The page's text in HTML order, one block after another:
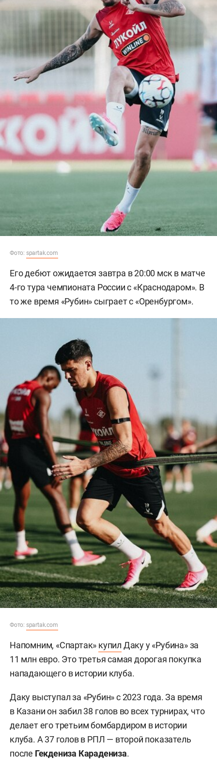
Фото: spartak.com
Его дебют ожидается завтра в 20:00 мск в матче
4-го тура чемпионата России с «Краснодаром». В
то же время «Рубин» сыграет с «Оренбургом».
Фото: spartak.com
Напомним, «Спартак» купил Даку у «Рубина» за
11 млн евро. Это третья самая дорогая покупка
нападающего в истории клуба.
Даку выступал за «Рубин» с 2023 года. За время
в Казани он забил 38 голов во всех турнирах, что
делает его третьим бомбардиром в истории
клуба. А 37 голов в РПЛ — второй показатель
после Гекдениза Карадениза.